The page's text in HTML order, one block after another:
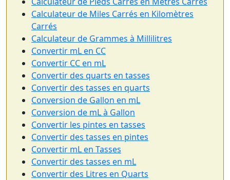
Calculateur de Miles Carrés en Kilomètres
Carrés
Calculateur de Grammes à Millilitres
Convertir mL en CC
Convertir CC en mL
Convertir des quarts en tasses
Convertir des tasses en quarts
Conversion de Gallon en mL
Conversion de mL à Gallon
Convertir les pintes en tasses
Convertir des tasses en pintes
Convertir mL en Tasses
Convertir des tasses en mL
Convertir des Litres en Quarts